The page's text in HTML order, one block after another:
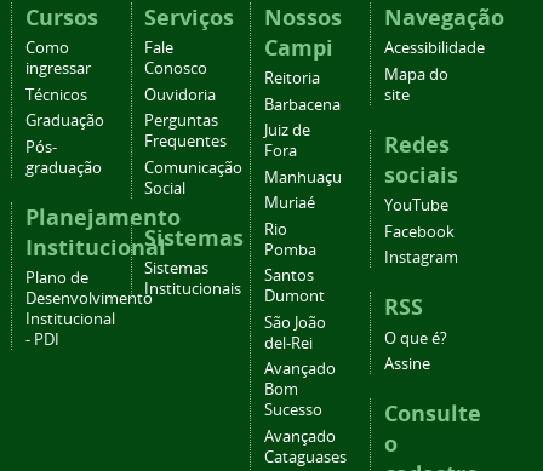
Cursos
Como
ingressar
Técnicos
Graduação
Pós-
graduação
Planejamento
Institucional
Plano de
Desenvolvimento
Institucional
- PDI
Serviços
Fale
Conosco
Ouvidoria
Perguntas
Frequentes
Comunicação
Social
Sistemas
Sistemas
Institucionais
Nossos
Campi
Reitoria
Barbacena
Juiz de
Fora
Manhuaçu
Muriaé
Rio
Pomba
Santos
Dumont
São João
del-Rei
Avançado
Bom
Sucesso
Avançado
Cataguases
Navegação
Acessibilidade
Mapa do
site
Redes
sociais
YouTube
Facebook
Instagram
RSS
O que é?
Assine
Consulte
o